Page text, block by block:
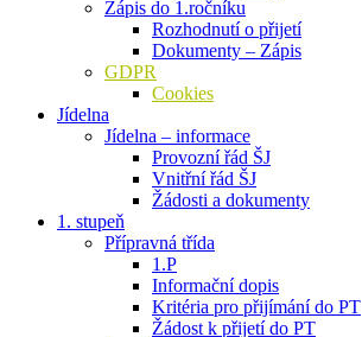
Zápis do 1.ročníku
Rozhodnutí o přijetí
Dokumenty – Zápis
GDPR
Cookies
Jídelna
Jídelna – informace
Provozní řád ŠJ
Vnitřní řád ŠJ
Žádosti a dokumenty
1. stupeň
Přípravná třída
1.P
Informační dopis
Kritéria pro přijímání do PT
Žádost k přijetí do PT